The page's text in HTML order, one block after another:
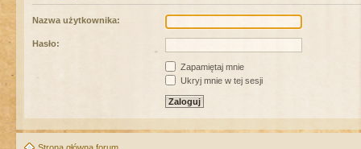
Nazwa użytkownika:
Hasło:
Zapamiętaj mnie
Ukryj mnie w tej sesji